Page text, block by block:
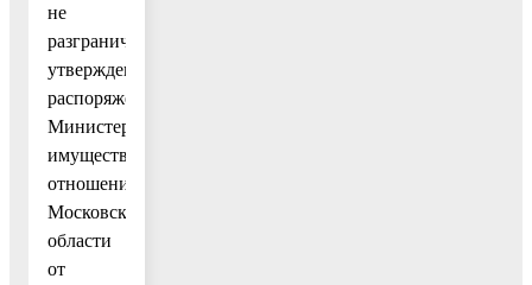
не
разграничена»,
утвержденным
распоряжением
Министерства
имущественных
отношений
Московской
области
от